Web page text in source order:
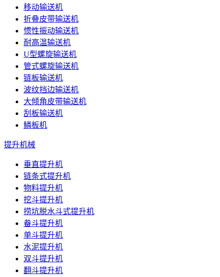
移动输送机
折叠皮带输送机
惯性振动输送机
耐高温输送机
U型螺旋输送机
管式螺旋输送机
链板输送机
波纹挡边输送机
大倾角皮带输送机
刮板输送机
鳞板机
提升机械
垂直提升机
链条式提升机
物料提升机
挖斗提升机
捞坑脱水斗式提升机
畚斗提升机
单斗提升机
水泥提升机
双斗提升机
翻斗提升机